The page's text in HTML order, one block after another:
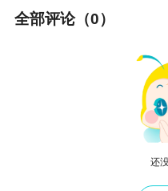
深造，拥有澳洲CPA就
师资格，在国外就职财
三是移民澳大利亚，澳
审核会计师移民申请的
会计师证书将会大大提
全部评论（0）
还